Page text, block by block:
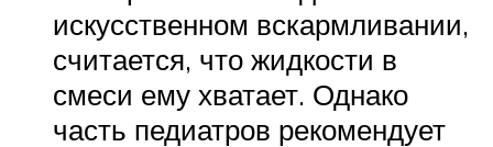
искусственном вскармливании,
считается, что жидкости в
смеси ему хватает. Однако
часть педиатров рекомендует